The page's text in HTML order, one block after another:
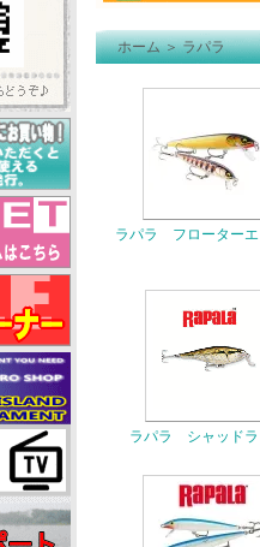
ホーム＞ラパラ
ラパラ フローターエ
ラパラ シャッドラ